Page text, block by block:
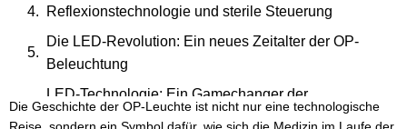
Reflexionstechnologie und sterile Steuerung
Die LED-Revolution: Ein neues Zeitalter der OP-
Beleuchtung
LED-Technologie: Ein Gamechanger der
Die Geschichte der OP-Leuchte ist nicht nur eine technologische